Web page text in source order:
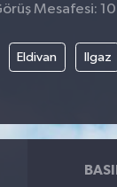
Mesafesi:
Eldivan Ilgaz